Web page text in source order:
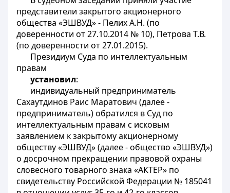
представители закрытого акционерного
общества «ЭШВУД» - Пелих А.Н. (по
доверенности от 27.10.2014 № 10), Петрова Т.В.
(по доверенности от 27.01.2015).
Президиум Суда по интеллектуальным
правам
установил:
индивидуальный предприниматель
Сахаутдинов Раис Маратович (далее -
предприниматель) обратился в Суд по
интеллектуальным правам с исковым
заявлением к закрытому акционерному
обществу «ЭШВУД» (далее - общество «ЭШВУД»)
о досрочном прекращении правовой охраны
словесного товарного знака «АКТЕР» по
свидетельству Российской Федерации № 185041